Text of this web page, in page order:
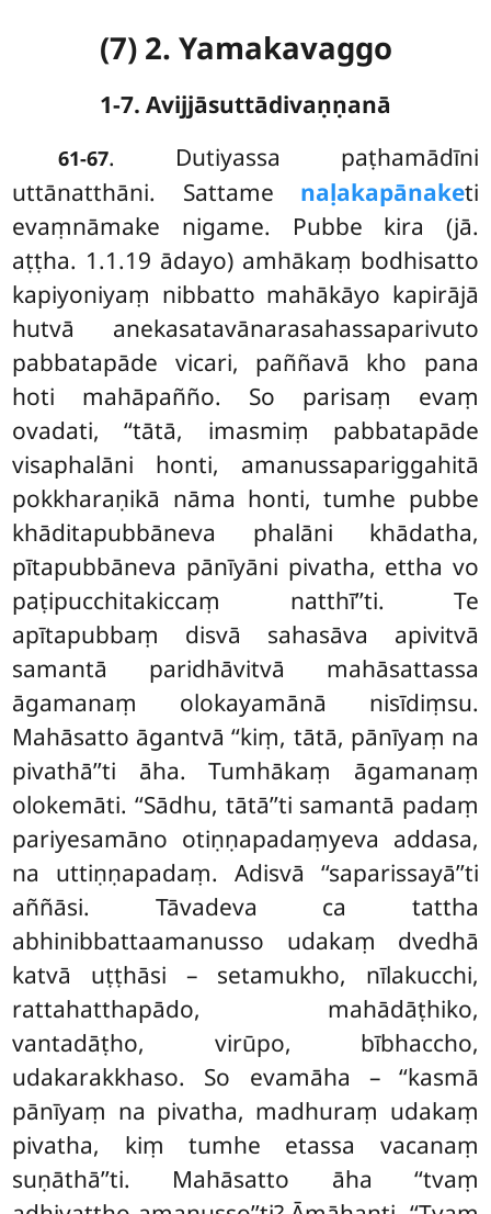
(7) 2. Yamakavaggo
1-7. Avijjāsuttādivaṇṇanā
61-67. Dutiyassa paṭhamādīni
uttānatthāni. Sattame naḷakapānaketi
evaṃnāmake nigame. Pubbe kira (jā.
aṭṭha. 1.1.19 ādayo) amhākaṃ bodhisatto
kapiyoniyaṃ nibbatto mahākāyo kapirājā
hutvā anekasatavānarasahassaparivuto
pabbatapāde vicari, paññavā kho pana
hoti mahāpañño. So parisaṃ evaṃ
ovadati, ‘‘tātā, imasmiṃ pabbatapāde
visaphalāni honti, amanussapariggahitā
pokkharaṇikā nāma honti, tumhe pubbe
khāditapubbāneva phalāni khādatha,
pītapubbāneva pānīyāni pivatha, ettha vo
paṭipucchitakiccaṃ natthī’’ti. Te
apītapubbaṃ disvā sahasāva apivitvā
samantā paridhāvitvā mahāsattassa
āgamanaṃ olokayamānā nisīdiṃsu.
Mahāsatto āgantvā ‘‘kiṃ, tātā, pānīyaṃ na
pivathā’’ti āha. Tumhākaṃ āgamanaṃ
olokemāti. ‘‘Sādhu, tātā’’ti samantā padaṃ
pariyesamāno otiṇṇapadaṃyeva addasa,
na uttiṇṇapadaṃ. Adisvā ‘‘saparissayā’’ti
aññāsi. Tāvadeva ca tattha
abhinibbattaamanusso udakaṃ dvedhā
katvā uṭṭhāsi – setamukho, nīlakucchi,
rattahatthapādo, mahādāṭhiko,
vantadāṭho, virūpo, bībhaccho,
udakarakkhaso. So evamāha – ‘‘kasmā
pānīyaṃ na pivatha, madhuraṃ udakaṃ
pivatha, kiṃ tumhe etassa vacanaṃ
suṇāthā’’ti. Mahāsatto āha ‘‘tvaṃ